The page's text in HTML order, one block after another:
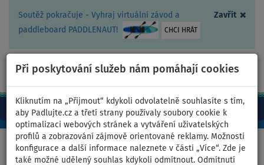
Zavřít ×
Soutěž pokračuje - Vyhraj virtuální závod a
paddleboard PADDLENAUT!
CHCI HRÁT
Při poskytování služeb nám pomáhají cookies
Kliknutím na „Přijmout“ kdykoli odvolatelně souhlasíte s tím,
aby Padlujte.cz a třetí strany používaly soubory cookie k
optimalizaci webových stránek a vytváření uživatelských
profilů a zobrazování zájmově orientované reklamy. Možnosti
konfigurace a další informace naleznete v části „Více“. Zde je
také možné udělený souhlas kdykoli odmítnout. Odmítnutí
CZ/Kč +420 467 409 090 0ks
Domů >Oblečení >Boty